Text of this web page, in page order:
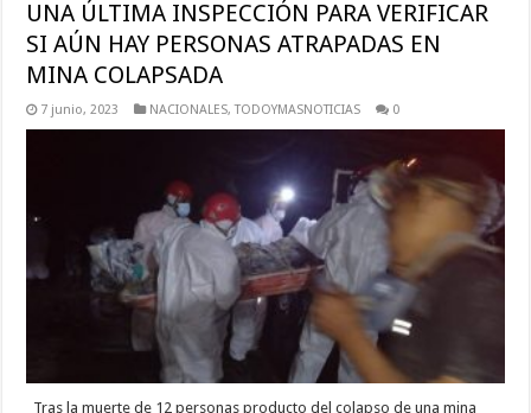
UNA ÚLTIMA INSPECCIÓN PARA VERIFICAR
SI AÚN HAY PERSONAS ATRAPADAS EN
MINA COLAPSADA
7 junio, 2023 NACIONALES,TODOYMASNOTICIAS 0
Tras la muerte de 12 personas producto del colapso de una mina